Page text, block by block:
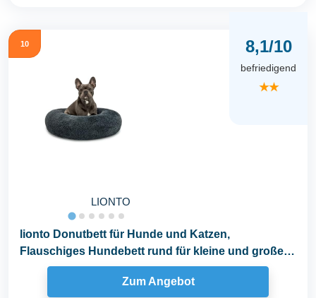
10
LIONTO
8,1/10
befriedigend
★★
lionto Donutbett für Hunde und Katzen,
Flauschiges Hundebett rund für kleine und große
Heimtiere...
Zum Angebot